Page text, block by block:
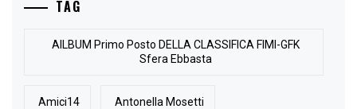
TAG
AlLBUM Primo Posto DELLA CLASSIFICA FIMI-GFK
Sfera Ebbasta
Amici14 Antonella Mosetti